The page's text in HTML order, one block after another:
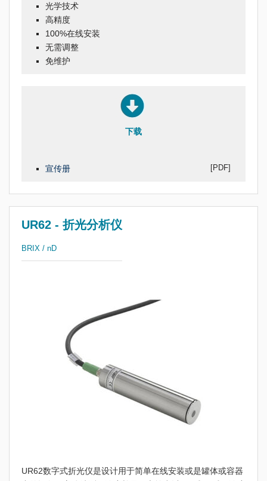
光学技术
高精度
100%在线安装
无需调整
免维护
下载
宣传册 [PDF]
UR62 - 折光分析仪
BRIX / nD
UR62数字式折光仪是设计用于简单在线安装或是罐体或容器